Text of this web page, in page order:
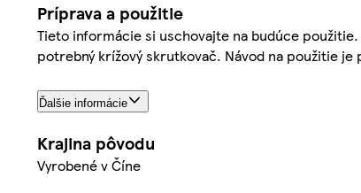
Príprava a použitie
Tieto informácie si uschovajte na budúce použitie.
potrebný krížový skrutkovač. Návod na použitie je
Ďalšie informácie
Krajina pôvodu
Vyrobené v Číne